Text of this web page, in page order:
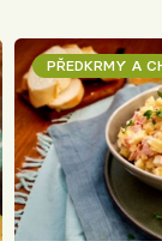
PŘEDKRMY A